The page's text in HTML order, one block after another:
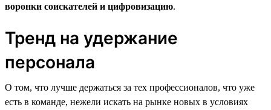
воронки соискателей и цифровизацию.
Тренд на удержание
персонала
О том, что лучше держаться за тех профессионалов, что уже
есть в команде, нежели искать на рынке новых в условиях